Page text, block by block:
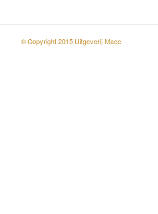
© Copyright 2015 Uitgeverij Macc